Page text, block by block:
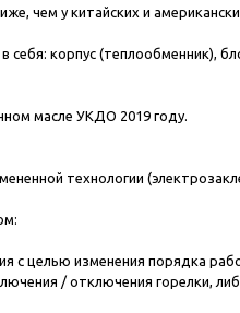
чем у китайских и
корпус (теплообменник),
масле УКДО 2019 году.
технологии
с целью изменения порядка
/ отключения горелки,